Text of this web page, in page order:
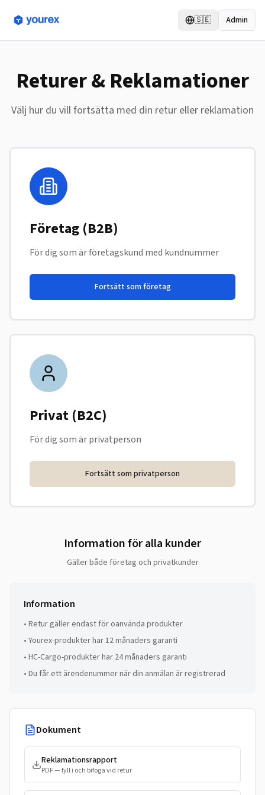
🇸🇪 Admin
Returer & Reklamationer
Välj hur du vill fortsätta med din retur eller reklamation
Företag (B2B)
För dig som är företagskund med kundnummer
Fortsätt som företag
Privat (B2C)
För dig som är privatperson
Fortsätt som privatperson
Information för alla kunder
Gäller både företag och privatkunder
Information
• Retur gäller endast för oanvända produkter
• Yourex-produkter har 12 månaders garanti
• HC-Cargo-produkter har 24 månaders garanti
• Du får ett ärendenummer när din anmälan är registrerad
Dokument
Reklamationsrapport
PDF — fyll i och bifoga vid retur